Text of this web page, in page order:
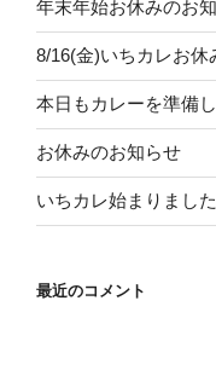
年末年始お休みのお
8/16(金)いちカレお休
本日もカレーを準備
お休みのお知らせ
いちカレ始まりました
最近のコメント